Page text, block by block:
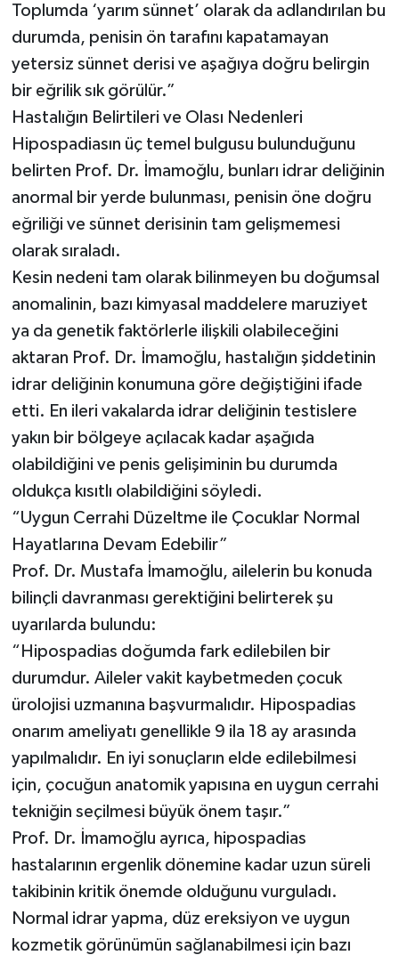
Toplumda ‘yarım sünnet’ olarak da adlandırılan bu
durumda, penisin ön tarafını kapatamayan
yetersiz sünnet derisi ve aşağıya doğru belirgin
bir eğrilik sık görülür.”
Hastalığın Belirtileri ve Olası Nedenleri
Hipospadiasın üç temel bulgusu bulunduğunu
belirten Prof. Dr. İmamoğlu, bunları idrar deliğinin
anormal bir yerde bulunması, penisin öne doğru
eğriliği ve sünnet derisinin tam gelişmemesi
olarak sıraladı.
Kesin nedeni tam olarak bilinmeyen bu doğumsal
anomalinin, bazı kimyasal maddelere maruziyet
ya da genetik faktörlerle ilişkili olabileceğini
aktaran Prof. Dr. İmamoğlu, hastalığın şiddetinin
idrar deliğinin konumuna göre değiştiğini ifade
etti. En ileri vakalarda idrar deliğinin testislere
yakın bir bölgeye açılacak kadar aşağıda
olabildiğini ve penis gelişiminin bu durumda
oldukça kısıtlı olabildiğini söyledi.
“Uygun Cerrahi Düzeltme ile Çocuklar Normal
Hayatlarına Devam Edebilir”
Prof. Dr. Mustafa İmamoğlu, ailelerin bu konuda
bilinçli davranması gerektiğini belirterek şu
uyarılarda bulundu:
“Hipospadias doğumda fark edilebilen bir
durumdur. Aileler vakit kaybetmeden çocuk
ürolojisi uzmanına başvurmalıdır. Hipospadias
onarım ameliyatı genellikle 9 ila 18 ay arasında
yapılmalıdır. En iyi sonuçların elde edilebilmesi
için, çocuğun anatomik yapısına en uygun cerrahi
tekniğin seçilmesi büyük önem taşır.”
Prof. Dr. İmamoğlu ayrıca, hipospadias
hastalarının ergenlik dönemine kadar uzun süreli
takibinin kritik önemde olduğunu vurguladı.
Normal idrar yapma, düz ereksiyon ve uygun
kozmetik görünümün sağlanabilmesi için bazı